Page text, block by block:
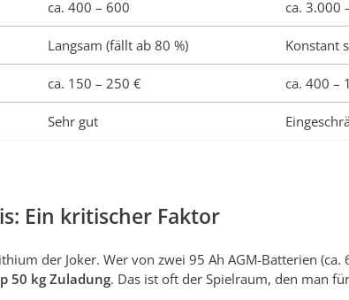
ca. 400 – 600 ca. 3.000
Langsam (fällt ab 80 %) Konstant
ca. 150 – 250 € ca. 400 –
Sehr gut
Ein kritischer Faktor
der Joker. Wer von zwei 95 Ah AGM-Batterien (ca.
50 kg Zuladung. Das ist oft der Spielraum, den man